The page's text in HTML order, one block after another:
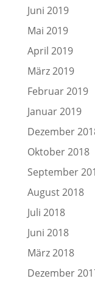
Juni 2019
Mai 2019
April 2019
März 2019
Februar 2019
Januar 2019
Dezember
Oktober 2018
September
August 2018
Juli 2018
Juni 2018
März 2018
Dezember